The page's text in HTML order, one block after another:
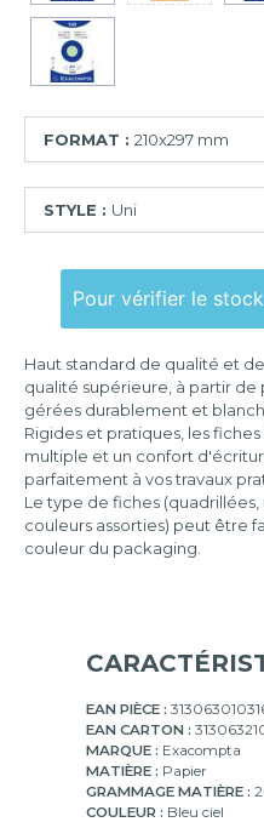
FORMAT : 210x297 mm
mm
100x150
mm
105x148
mm
125x200
mm
STYLE : Uni
Quadrillé
perforé
Uni
Haut standard de qualité et
qualité supérieure, à partir
gérées durablement et
Rigides et pratiques, les
multiple et un confort
parfaitement à vos travaux
Le type de fiches
couleurs assorties) peut être
couleur du packaging.
EAN PIÈCE :
EAN CARTON :
MARQUE : Exacompta
MATIÈRE : Papier
GRAMMAGE MATIÈRE :
COULEUR : Bleu ciel